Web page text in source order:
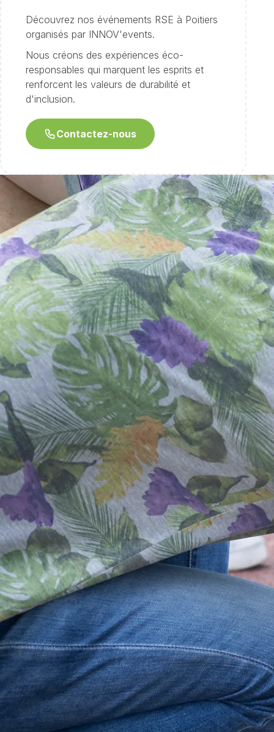
Découvrez nos événements RSE à Poitiers
organisés par INNOV'events.
Nous créons des expériences éco-
responsables qui marquent les esprits et
renforcent les valeurs de durabilité et
d'inclusion.
Contactez-nous